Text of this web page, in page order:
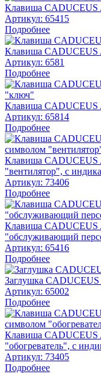
Клавиша
Артикул: 65415
Подробнее
Клавиша
Артикул: 6581
Подробнее
Клавиша
Артикул: 65814
Подробнее
Клавиша
"вентилятор", с
Артикул: 73406
Подробнее
Клавиша
"обслуживающий
Артикул: 65416
Подробнее
Заглушка
Артикул: 65002
Подробнее
Клавиша
"обогреватель", с
Артикул: 73405
Подробнее